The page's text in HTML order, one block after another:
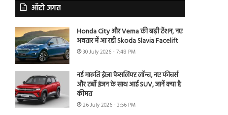
ऑटो जगत
Honda City और Verna की बढ़ी टेंशन, नए
अवतार में आ रही Skoda Slavia Facelift
30 July 2026 - 7:48 PM
नई मारुति ब्रेजा फेसलिफ्ट लॉन्च, नए फीचर्स
और टर्बो इंजन के साथ आई SUV, जानें क्या है
कीमत
26 July 2026 - 3:56 PM